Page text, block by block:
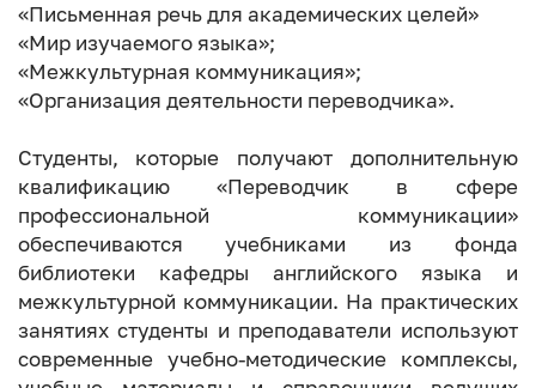
«Письменная речь для академических целей»
«Мир изучаемого языка»;
«Межкультурная коммуникация»;
«Организация деятельности переводчика».
Студенты, которые получают дополнительную
квалификацию «Переводчик в сфере
профессиональной коммуникации»
обеспечиваются учебниками из фонда
библиотеки кафедры английского языка и
межкультурной коммуникации. На практических
занятиях студенты и преподаватели используют
современные учебно-методические комплексы,